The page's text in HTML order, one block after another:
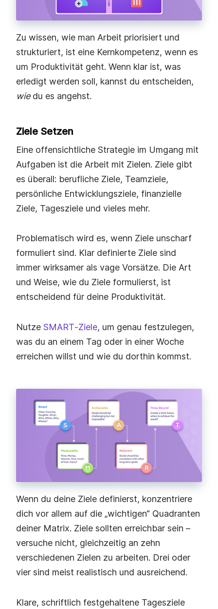
Zu wissen, wie man Arbeit priorisiert und
strukturiert, ist eine Kernkompetenz, wenn es
um Produktivität geht. Wenn klar ist, was
erledigt werden soll, kannst du entscheiden,
wiedu es angehst.
Ziele Setzen
Eine offensichtliche Strategie im Umgang mit
Aufgaben ist die Arbeit mit Zielen. Ziele gibt
es überall: berufliche Ziele, Teamziele,
persönliche Entwicklungsziele, finanzielle
Ziele, Tagesziele und vieles mehr.
Problematisch wird es, wenn Ziele unscharf
formuliert sind. Klar definierte Ziele sind
immer wirksamer als vage Vorsätze. Die Art
und Weise, wie du Ziele formulierst, ist
entscheidend für deine Produktivität.
Nutze SMART‑Ziele, um genau festzulegen,
was du an einem Tag oder in einer Woche
erreichen willst und wie du dorthin kommst.
Wenn du deine Ziele definierst, konzentriere
dich vor allem auf die „wichtigen“ Quadranten
deiner Matrix. Ziele sollten erreichbar sein –
versuche nicht, gleichzeitig an zehn
verschiedenen Zielen zu arbeiten. Drei oder
vier sind meist realistisch und ausreichend.
Klare, schriftlich festgehaltene Tagesziele